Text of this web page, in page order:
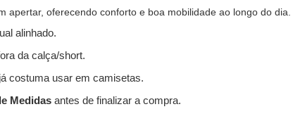
apertar, oferecendo conforto e boa mobilidade ao longo do dia.
alinhado.
da calça/short.
costuma usar em camisetas.
Medidas antes de finalizar a compra.